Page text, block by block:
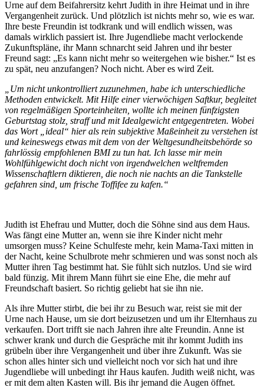
Urne auf dem Beifahrersitz kehrt Judith in ihre Heimat und in ihre
Vergangenheit zurück. Und plötzlich ist nichts mehr so, wie es war.
Ihre beste Freundin ist todkrank und will endlich wissen, was
damals wirklich passiert ist. Ihre Jugendliebe macht verlockende
Zukunftspläne, ihr Mann schnarcht seid Jahren und ihr bester
Freund sagt: „Es kann nicht mehr so weitergehen wie bisher.“ Ist es
zu spät, neu anzufangen? Noch nicht. Aber es wird Zeit.
„Um nicht unkontrolliert zuzunehmen, habe ich unterschiedliche
Methoden entwickelt. Mit Hilfe einer vierwöchigen Saftkur, begleitet
von regelmäßigen Sporteinheiten, wollte ich meinen fünfzigsten
Geburtstag stolz, straff und mit Idealgewicht entgegentreten. Wobei
das Wort „ideal“ hier als rein subjektive Maßeinheit zu verstehen ist
und keineswegs etwas mit dem von der Weltgesundheitsbehörde so
fahrlössig empfohlenen BMI zu tun hat. Ich lasse mir mein
Wohlfühlgewicht doch nicht von irgendwelchen weltfremden
Wissenschaftlern diktieren, die noch nie nachts an die Tankstelle
gefahren sind, um frische Toffifee zu kafen.“
Judith ist Ehefrau und Mutter, doch die Söhne sind aus dem Haus.
Was fängt eine Mutter an, wenn sie ihre Kinder nicht mehr
umsorgen muss? Keine Schulfeste mehr, kein Mama-Taxi mitten in
der Nacht, keine Schulbrote mehr schmieren und was sonst noch als
Mutter ihren Tag bestimmt hat. Sie fühlt sich nutzlos. Und sie wird
bald fünzig. Mit ihrem Mann führt sie eine Ehe, die mehr auf
Freundschaft basiert. So richtig geliebt hat sie ihn nie.
Als ihre Mutter stirbt, die bei ihr zu Besuch war, reist sie mit der
Urne nach Hause, um sie dort beizusetzen und um ihr Elternhaus zu
verkaufen. Dort trifft sie nach Jahren ihre alte Freundin. Anne ist
schwer krank und durch die Gespräche mit ihr kommt Judith ins
grübeln über ihre Vergangenheit und über ihre Zukunft. Was sie
schon alles hinter sich und vielleicht noch vor sich hat und ihre
Jugendliebe will unbedingt ihr Haus kaufen. Judith weiß nicht, was
er mit dem alten Kasten will. Bis ihr jemand die Augen öffnet.